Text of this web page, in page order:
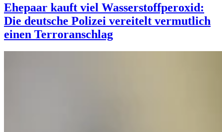
Ehepaar kauft viel Wasserstoffperoxid:
Die deutsche Polizei vereitelt vermutlich
einen Terroranschlag